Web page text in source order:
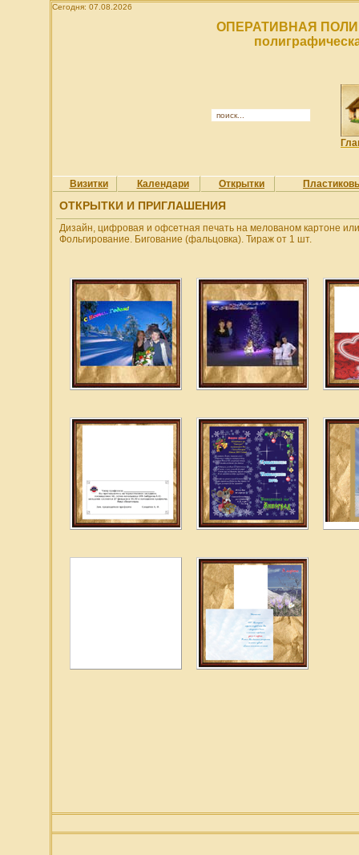
Сегодня: 07.08.2026
ОПЕРАТИВНАЯ
Визитки Календари Открытки
ОТКРЫТКИ И ПРИГЛАШЕНИЯ
Дизайн, цифровая и офсетная печать на мелованом картоне или
Фольгирование. Бигование (фальцовка). Тираж от 1 шт.